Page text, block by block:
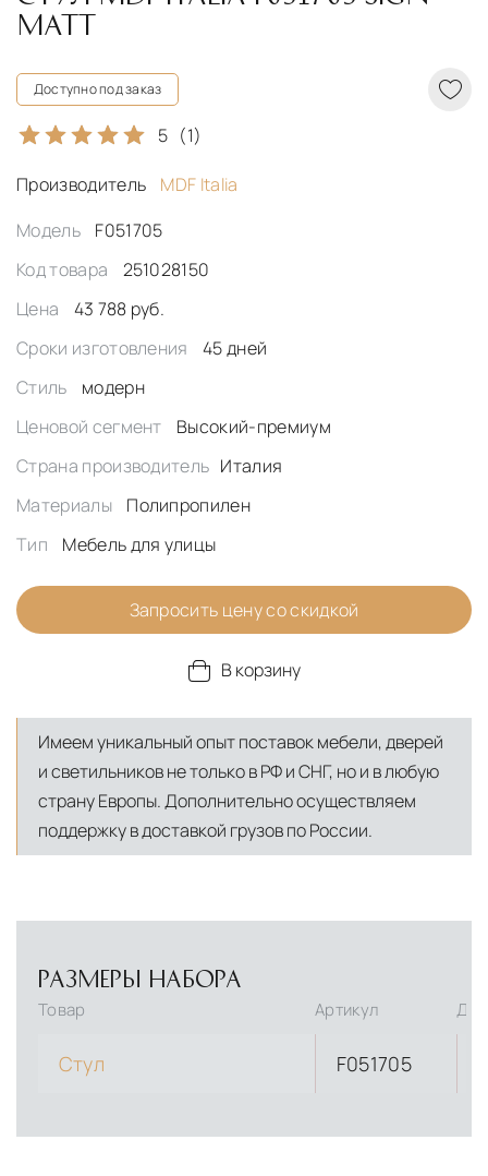
MATT
Доступно под заказ
5 (1)
Производитель
MDF Italia
Модель
F051705
Код товара
251028150
Цена
43 788 руб.
Сроки изготовления
45 дней
Стиль
модерн
Ценовой сегмент
Высокий-премиум
Страна производитель Италия
Материалы
Полипропилен
Тип
Мебель для улицы
Запросить цену со скидкой
В корзину
Имеем уникальный опыт поставок мебели, дверей
и светильников не только в РФ и СНГ, но и в любую
страну Европы. Дополнительно осуществляем
поддержку в доставкой грузов по России.
РАЗМЕРЫ НАБОРА
Товар Артикул
Стул F051705